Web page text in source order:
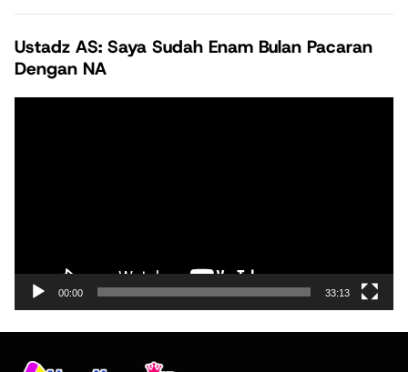
Ustadz AS: Saya Sudah Enam Bulan Pacaran
Dengan NA
00:00 33:13